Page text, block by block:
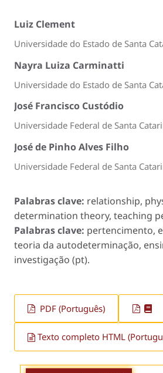
Luiz Clement
Universidade do Estado de Santa
Nayra Luiza Carminatti
Universidade do Estado de Santa
José Francisco Custódio
Universidade Federal de Santa
José de Pinho Alves Filho
Universidade Federal de Santa
Palabras clave: relationship,
determination theory, teaching
Palabras clave: pertencimento,
teoria da autodeterminação,
investigação (pt).
PDF (Português)
Texto completo HTML